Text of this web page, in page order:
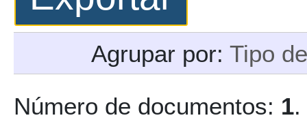
Agrupar por: Tipo
Número de documentos: 1.